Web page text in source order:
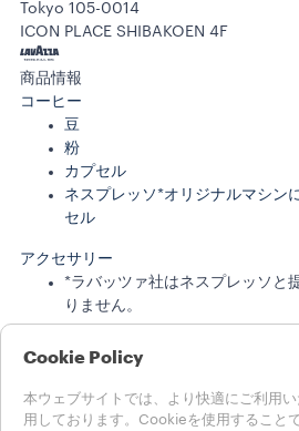
Tokyo 105-0014
ICON PLACE SHIBAKOEN 4F
商品情報
コーヒー
豆
粉
カプセル
ネスプレッソ*オリジナルマシン
セル
アクセサリー
*ラバッツァ社はネスプレッソと
りません。
ラバッツァの物語
サステナビリティ
ラバッツァの世界
ヘルプ
Cookie Policy
本ウェブサイトでは、より快適にご利用
用しております。Cookieを使用すること